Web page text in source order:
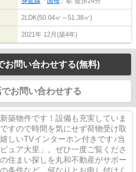
2LDK(50.04㎡～51.38㎡)
2021年 12月(築4年)
お問い合わせする(無料)
でお問い合わせする
築物件です！設備も充実していま
すので時間を気にせず荷物受け取
しいTVインターホン付きです♪当
ュア大里」。ぜひ一度ご覧くださ
住まい探しを丸和不動産がサポー